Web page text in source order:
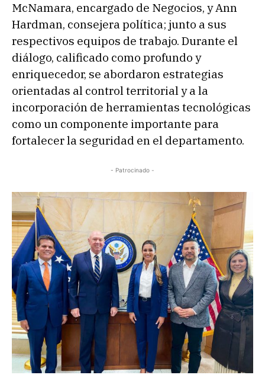
McNamara, encargado de Negocios, y Ann
Hardman, consejera política; junto a sus
respectivos equipos de trabajo. Durante el
diálogo, calificado como profundo y
enriquecedor, se abordaron estrategias
orientadas al control territorial y a la
incorporación de herramientas tecnológicas
como un componente importante para
fortalecer la seguridad en el departamento.
- Patrocinado -